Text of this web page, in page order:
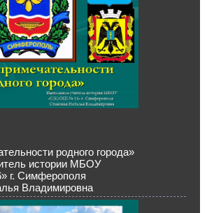
родного города»
истории МБОУ
Симферополя
Владимировна